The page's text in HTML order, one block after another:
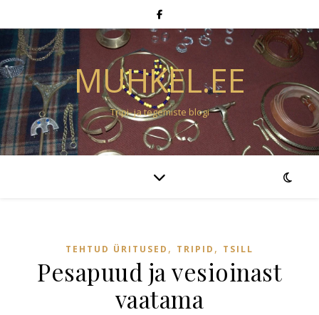
MUHKEL.EE
Tripi- ja tegemiste blogi
TEHTUD ÜRITUSED , TRIPID , TSILL
Pesapuud ja vesioinast
vaatama